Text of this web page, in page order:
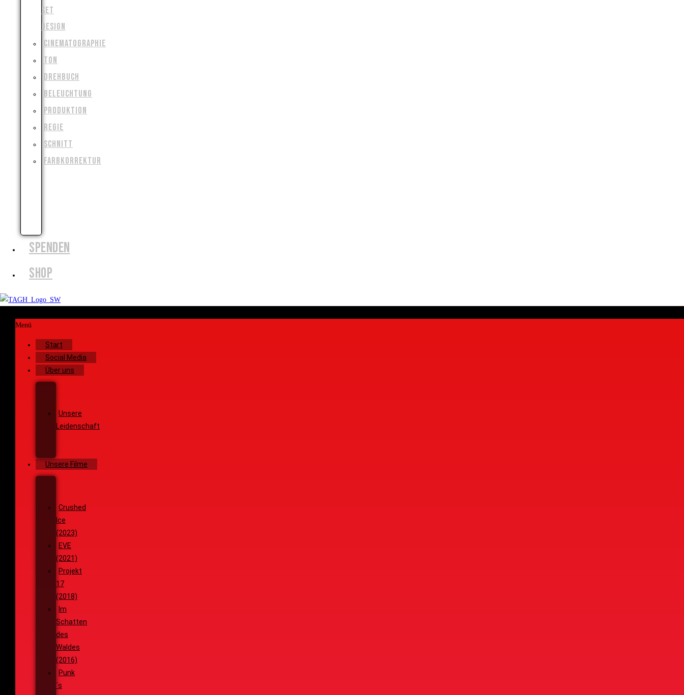
SET
DESIGN
CINEMATOGRAPHIE
TON
DREHBUCH
BELEUCHTUNG
PRODUKTION
REGIE
SCHNITT
FARBKORREKTUR
SPENDEN
SHOP
Menü
Start
Social Media
Über uns
Unsere
Leidenschaft
Unsere Filme
Crushed
Ice
(2023)
EVE
(2021)
Projekt
17
(2018)
Im
Schatten
des
Waldes
(2016)
Punk
´s